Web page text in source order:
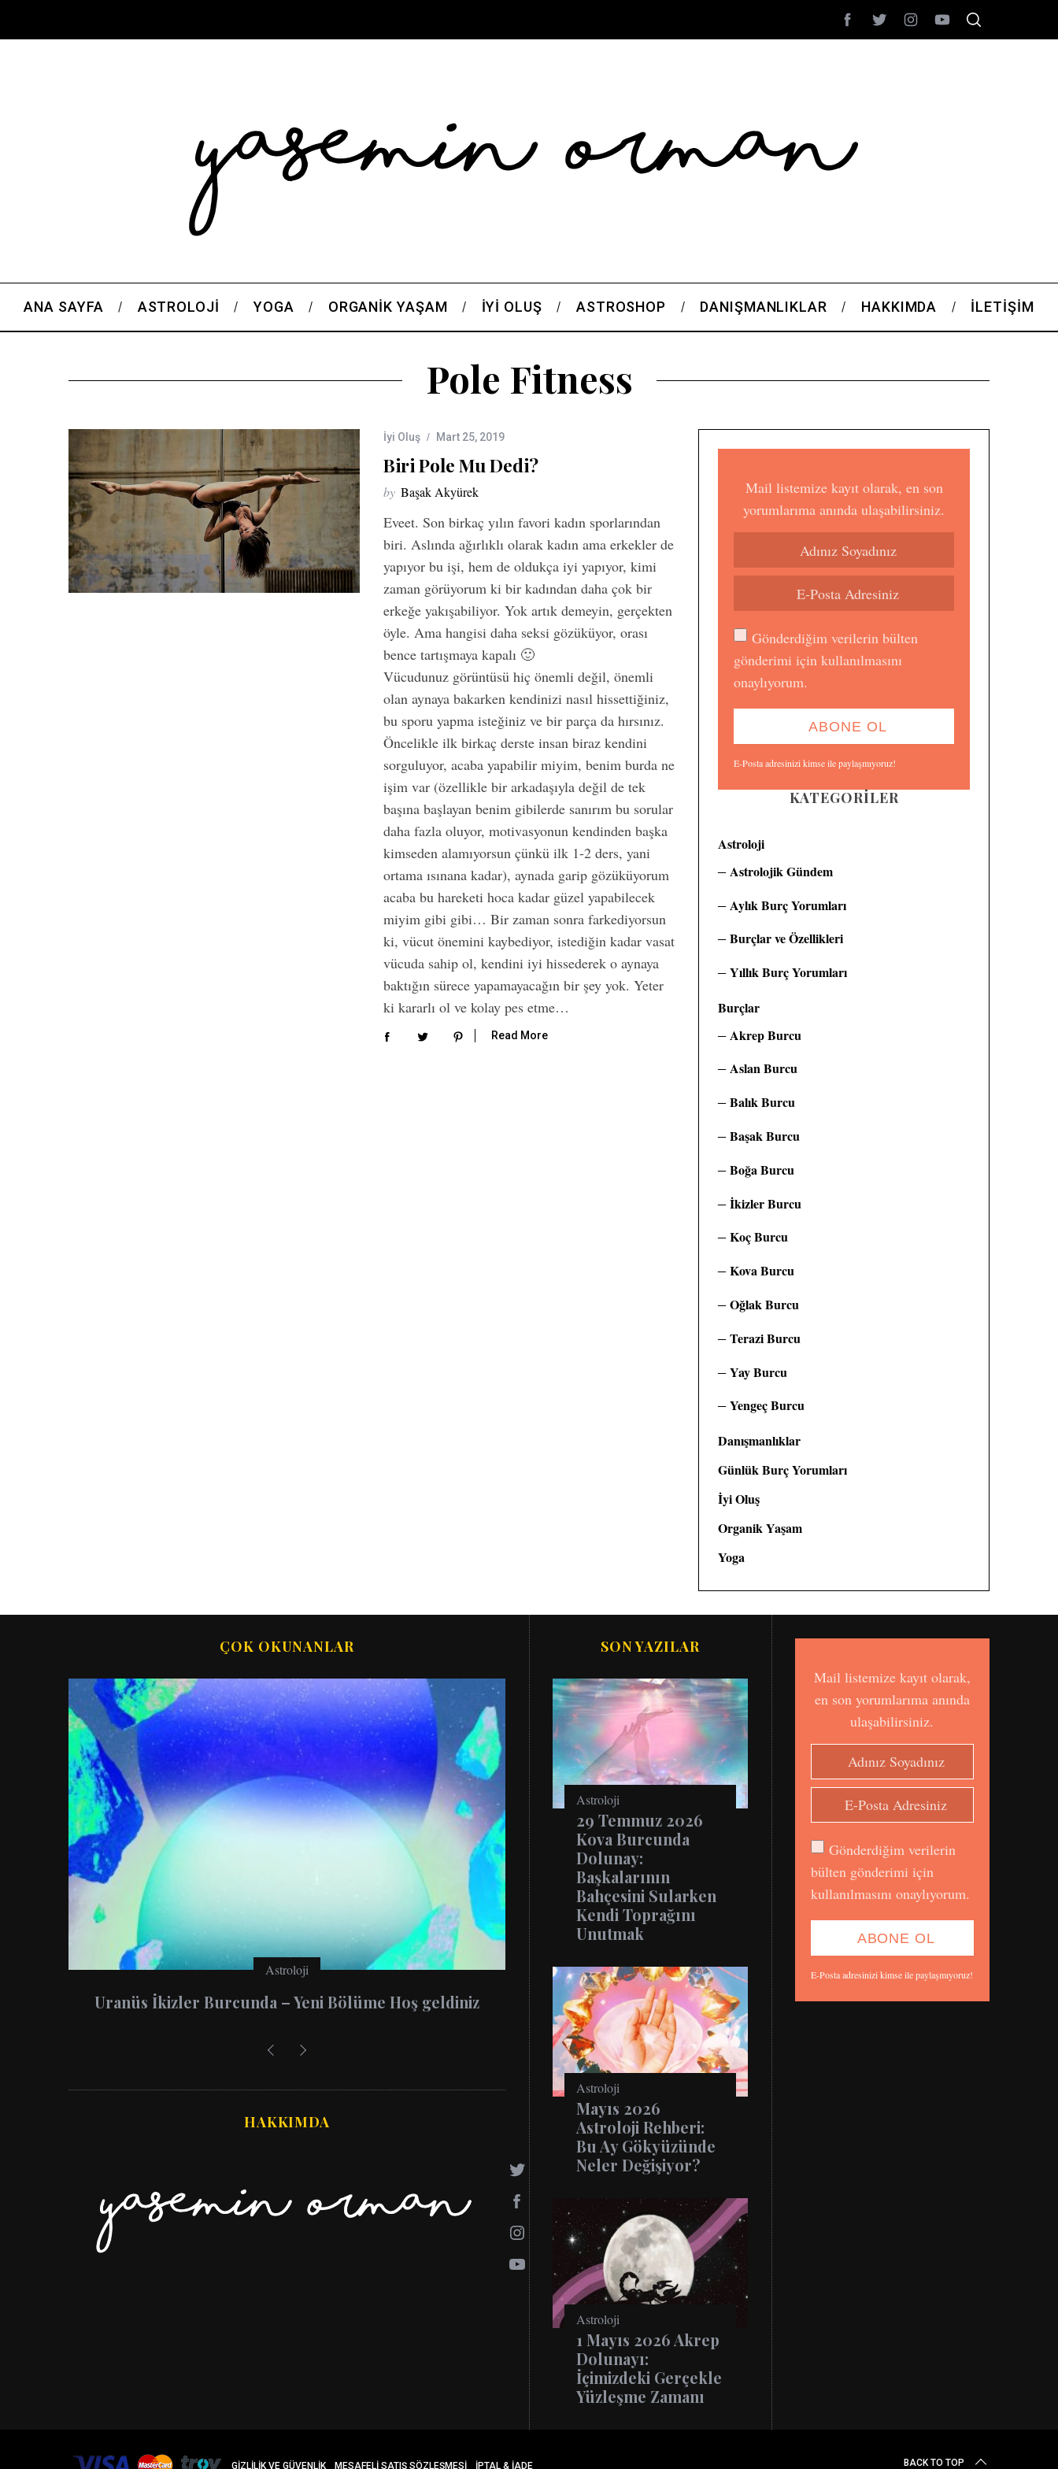
ANA SAYFA ASTROLOJI YOGA ORGANIK YAŞAM İYI OLUŞ ASTROSHOP DANIŞMANLIKLAR HAKKIMDA İLETIŞIM
Pole Fitness
İyi Oluş Mart 25, 2019
Biri Pole Mu Dedi?
by Başak Akyürek
Eveet. Son birkaç yılın favori kadın sporlarından
biri. Aslında ağırlıklı olarak kadın ama erkekler de
yapıyor bu işi, hem de oldukça iyi yapıyor, kimi
zaman görüyorum ki bir kadından daha çok bir
erkeğe yakışabiliyor. Yok artık demeyin, gerçekten
öyle. Ama hangisi daha seksi gözüküyor, orası
bence tartışmaya kapalı 🙂
Vücudunuz görüntüsü hiç önemli değil, önemli
olan aynaya bakarken kendinizi nasıl hissettiğiniz,
bu sporu yapma isteğiniz ve bir parça da hırsınız.
Öncelikle ilk birkaç derste insan biraz kendini
sorguluyor, acaba yapabilir miyim, benim burda ne
işim var (özellikle bir arkadaşıyla değil de tek
başına başlayan benim gibilerde sanırım bu sorular
daha fazla oluyor, motivasyonun kendinden başka
kimseden alamıyorsun çünkü ilk 1-2 ders, yani
ortama ısınana kadar), aynada garip gözüküyorum
acaba bu hareketi hoca kadar güzel yapabilecek
miyim gibi gibi… Bir zaman sonra farkediyorsun
ki, vücut önemini kaybediyor, istediğin kadar vasat
vücuda sahip ol, kendini iyi hissederek o aynaya
baktığın sürece yapamayacağın bir şey yok. Yeter
ki kararlı ol ve kolay pes etme…
Read More
Mail listemize kayıt olarak, en son
yorumlarıma anında ulaşabilirsiniz.
Gönderdiğim verilerin bülten
gönderimi için kullanılmasını
onaylıyorum.
E-Posta adresinizi kimse ile paylaşmıyoruz!
KATEGORILER
Astroloji
Astrolojik Gündem
Aylık Burç Yorumları
Burçlar ve Özellikleri
Yıllık Burç Yorumları
Burçlar
Akrep Burcu
Aslan Burcu
Balık Burcu
Başak Burcu
Boğa Burcu
İkizler Burcu
Koç Burcu
Kova Burcu
Oğlak Burcu
Terazi Burcu
Yay Burcu
Yengeç Burcu
Danışmanlıklar
Günlük Burç Yorumları
İyi Oluş
Organik Yaşam
Yoga
ÇOK OKUNANLAR
Astroloji
2026 Yıllık Burç Yorumları: 12 Burç İçin Aşk, Kariyer ve
Astroloji
2026 Astrolojisi: Yeni Bir Çağın Başlangıcı Uranüs
HAKKIMDA
SON YAZILAR
Astroloji
29 Temmuz 2026
Kova Burcunda
Dolunay:
Başkalarının
Bahçesini Sularken
Kendi Toprağını
Unutmak
Astroloji
Mayıs 2026
Astroloji Rehberi:
Bu Ay Gökyüzünde
Neler Değişiyor?
Astroloji
1 Mayıs 2026 Akrep
Dolunayı:
İçimizdeki Gerçekle
Yüzleşme Zamanı
Mail listemize kayıt olarak,
en son yorumlarıma anında
ulaşabilirsiniz.
Gönderdiğim verilerin
bülten gönderimi için
kullanılmasını onaylıyorum.
E-Posta adresinizi kimse ile paylaşmıyoruz!
GIZLILIK VE GÜVENLIK MESAFELI SATIŞ SÖZLEŞMESI İPTAL & İADE BACK TO TOP